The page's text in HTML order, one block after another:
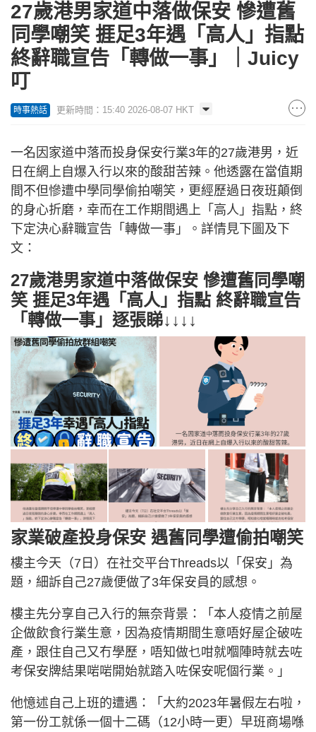
27歲港男家道中落做保安 慘遭舊
同學嘲笑 捱足3年遇「高人」指點
終辭職宣告「轉做一事」｜Juicy
叮
時事熱話 更新時間：15:40 2026-08-07 HKT
一名因家道中落而投身保安行業3年的27歲港男，近
日在網上自爆入行以來的酸甜苦辣。他透露在當值期
間不但慘遭中學同學偷拍嘲笑，更經歷過日夜班顛倒
的身心折磨，幸而在工作期間遇上「高人」指點，終
下定決心辭職宣告「轉做一事」。詳情見下圖及下
文：
27歲港男家道中落做保安 慘遭舊同學嘲
笑 捱足3年遇「高人」指點 終辭職宣告
「轉做一事」逐張睇↓↓↓↓
家業破產投身保安 遇舊同學遭偷拍嘲笑
樓主今天（7日）在社交平台Threads以「保安」為
題，細訴自己27歲便做了3年保安員的感想。
樓主先分享自己入行的無奈背景：「本人疫情之前屋
企做飲食行業生意，因為疫情期間生意唔好屋企破咗
產，跟住自己又冇學歷，唔知做乜咁就嗰陣時就去咗
考保安牌結果啱啱開始就踏入咗保安呢個行業。」
他憶述自己上班的遭遇：「大約2023年暑假左右啦，
第一份工就係一個十二碼（12小時一更）早班商場喺